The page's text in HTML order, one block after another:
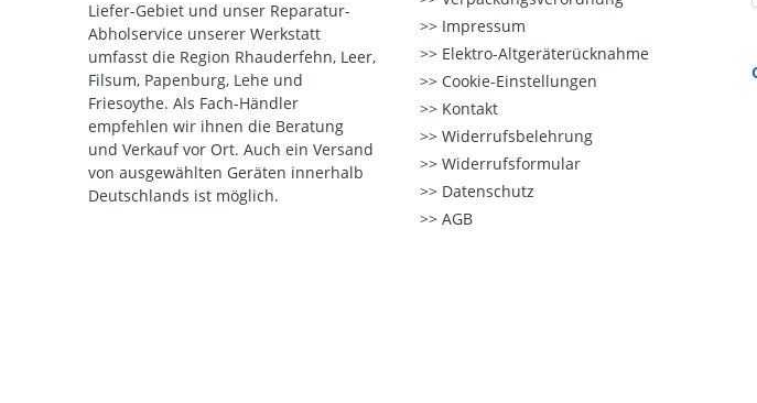
Liefer-Gebiet und unser Reparatur-
Abholservice unserer Werkstatt
umfasst die Region Rhauderfehn, Leer,
Filsum, Papenburg, Lehe und
Friesoythe. Als Fach-Händler
empfehlen wir ihnen die Beratung
und Verkauf vor Ort. Auch ein Versand
von ausgewählten Geräten innerhalb
Deutschlands ist möglich.
Impressum
Elektro-Altgeräterücknahme
Cookie-Einstellungen
Kontakt
Widerrufsbelehrung
Widerrufsformular
Datenschutz
AGB